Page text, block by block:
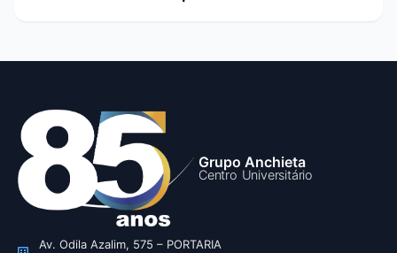
Grupo Anchieta
Centro Universitário
Av. Odila Azalim, 575 – PORTARIA